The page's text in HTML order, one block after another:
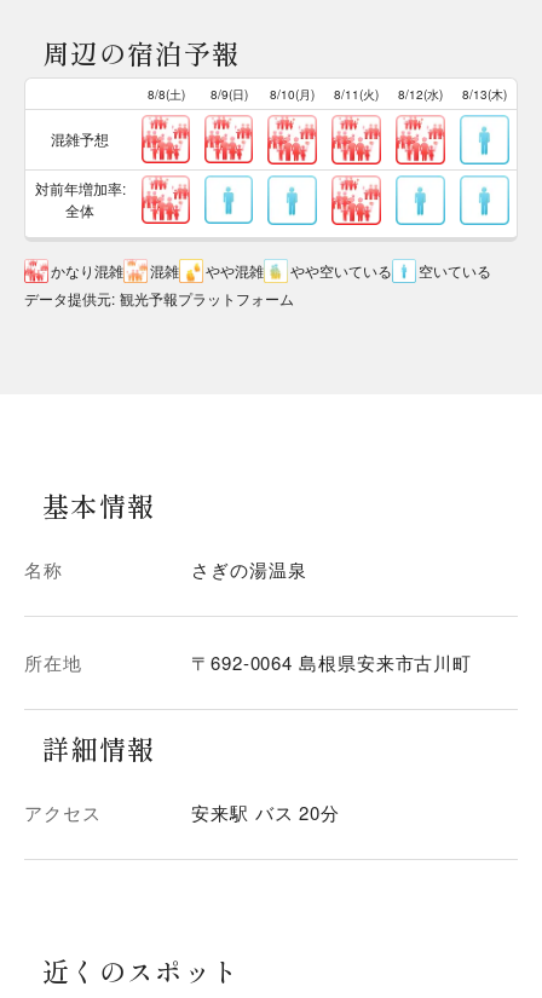
周辺の宿泊予報
8/8(土) 8/9(日) 8/10(月) 8/11(火) 8/12(水) 8/13(木)
混雑予想
対前年増加率:
全体
かなり混雑 混雑 やや混雑 やや空いている
空いている
データ提供元: 観光予報プラットフォーム
基本情報
名称 さぎの湯温泉
所在地 〒692-0064 島根県安来市古川町
詳細情報
アクセス 安来駅 バス 20分
近くのスポット